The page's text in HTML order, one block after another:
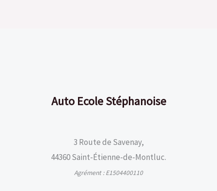
Auto Ecole Stéphanoise
3 Route de Savenay,
44360 Saint-Étienne-de-Montluc.
Agrément : E1504400110